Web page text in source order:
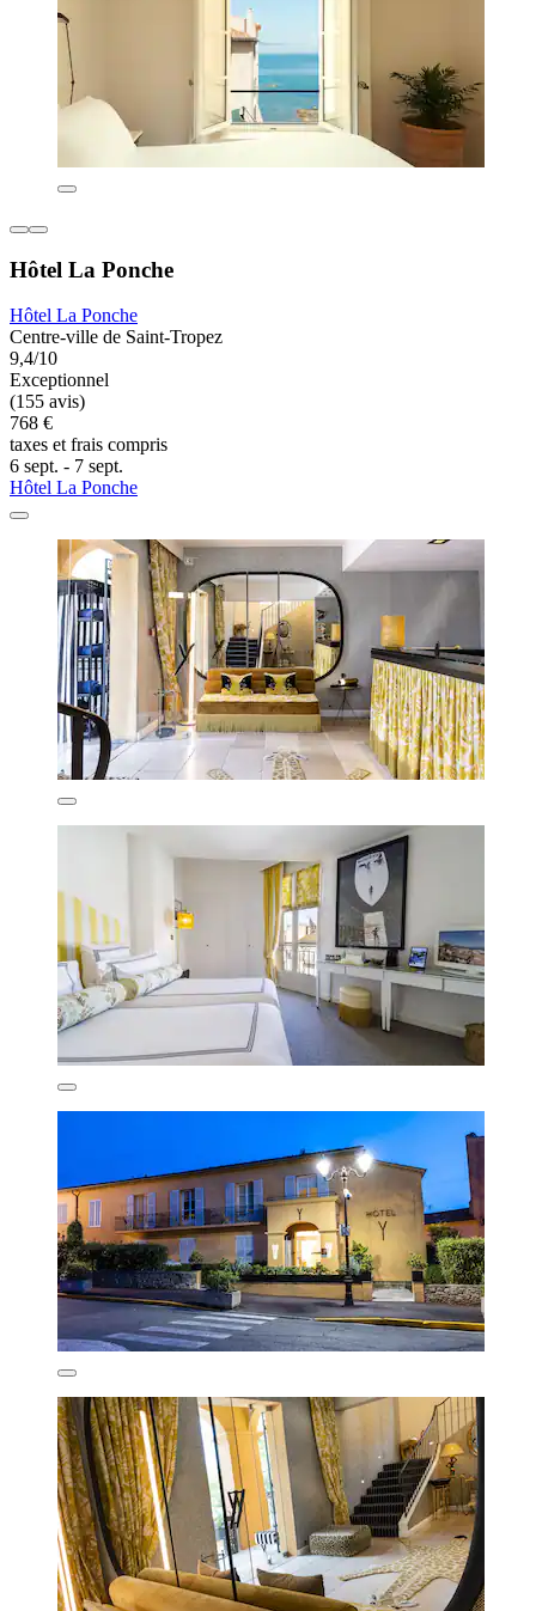
Hôtel La Ponche
Hôtel La Ponche
Centre-ville de Saint-Tropez
9,4/10
Exceptionnel
(155 avis)
768 €
taxes et frais compris
6 sept. - 7 sept.
Hôtel La Ponche